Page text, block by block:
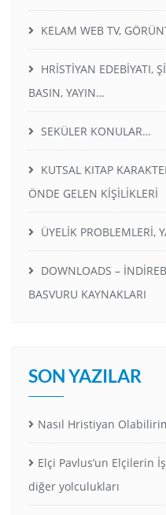
KELAM WEB TV,
HRİSTİYAN EDEBİYATI,
BASIN, YAYIN…
SEKÜLER KONULAR…
KUTSAL KITAP
ÖNDE GELEN KİŞİLİKLERİ
ÜYELİK PROBLEMLERİ,
DOWNLOADS –
BASVURU KAYNAKLARI
SON YAZILAR
Nasıl Hristiyan
Elçi Pavlus’un Elçilerin
diğer yolculukları